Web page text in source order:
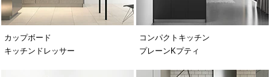
カップボード
キッチンドレッサー
コンパクトキッチン
プレーンKプティ